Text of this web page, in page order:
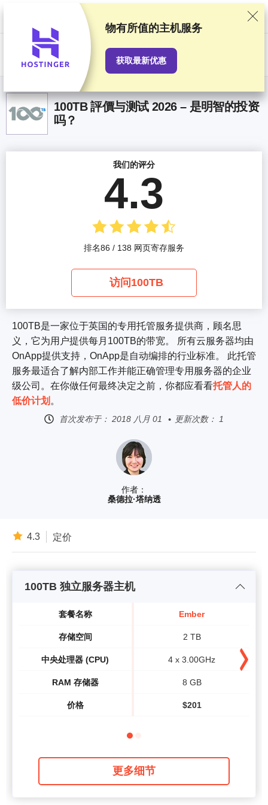
我们基于严格的测试和研究对服务提供商进行排名，同时也会考虑用户反
馈以及我们与提供商之间签订的商业协议。本页面包含联盟链接。
广告披
100TB 評價与测试 2026 – 是明智的投资
吗？
作者：
桑德拉·塔纳透
100TB是一家位于英国的专用托管服务提供商，顾名思
义，它为用户提供每月100TB的带宽。 所有云服务器均由
OnApp提供支持，OnApp是自动编排的行业标准。 此托管
服务最适合了解内部工作并能正确管理专用服务器的企业
级公司。在你做任何最终决定之前，你都应看看托管人的
低价计划 。
首次发布于： 2018 八月 01 更新次数： 1
我们的评分
4.3
排名86 / 138 网页寄存服务
访问100TB
4.3 定价
100TB 独立服务器主机
套餐名称
存储空间
中央处理器 (CPU)
RAM 存储器
价格
Ember
2 TB
4 x 3.00GHz
8 GB
$201
更多细节
物有所值的主机服务
获取最新优惠